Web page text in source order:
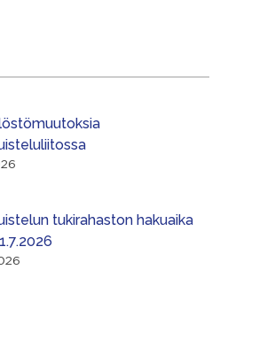
tukirahaston hakuaika